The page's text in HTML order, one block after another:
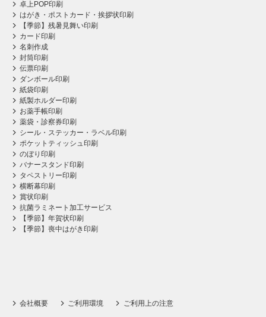
卓上POP印刷
はがき・ポストカード・挨拶状印刷
【季節】残暑見舞い印刷
カード印刷
名刺作成
封筒印刷
伝票印刷
ダンボール印刷
紙袋印刷
紙製ホルダー印刷
お薬手帳印刷
薬袋・診察券印刷
シール・ステッカー・ラベル印刷
ポケットティッシュ印刷
のぼり印刷
バナースタンド印刷
タペストリー印刷
横断幕印刷
賞状印刷
抗菌ラミネート加工サービス
【季節】年賀状印刷
【季節】喪中はがき印刷
会社概要 ご利用環境 ご利用上の注意